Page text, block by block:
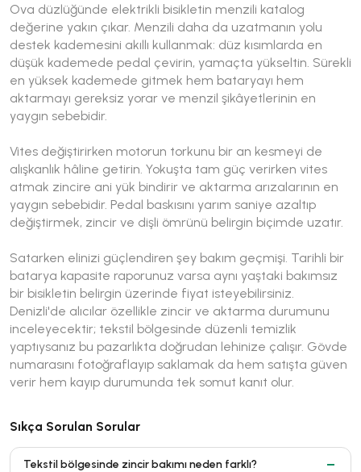
Ova düzlüğünde elektrikli bisikletin menzili katalog
değerine yakın çıkar. Menzili daha da uzatmanın yolu
destek kademesini akıllı kullanmak: düz kısımlarda en
düşük kademede pedal çevirin, yamaçta yükseltin. Sürekli
en yüksek kademede gitmek hem bataryayı hem
aktarmayı gereksiz yorar ve menzil şikâyetlerinin en
yaygın sebebidir.
Vites değiştirirken motorun torkunu bir an kesmeyi de
alışkanlık hâline getirin. Yokuşta tam güç verirken vites
atmak zincire ani yük bindirir ve aktarma arızalarının en
yaygın sebebidir. Pedal baskısını yarım saniye azaltıp
değiştirmek, zincir ve dişli ömrünü belirgin biçimde uzatır.
Satarken elinizi güçlendiren şey bakım geçmişi. Tarihli bir
batarya kapasite raporunuz varsa aynı yaştaki bakımsız
bir bisikletin belirgin üzerinde fiyat isteyebilirsiniz.
Denizli'de alıcılar özellikle zincir ve aktarma durumunu
inceleyecektir; tekstil bölgesinde düzenli temizlik
yaptıysanız bu pazarlıkta doğrudan lehinize çalışır. Gövde
numarasını fotoğraflayıp saklamak da hem satışta güven
verir hem kayıp durumunda tek somut kanıt olur.
Sıkça Sorulan Sorular
Tekstil bölgesinde zincir bakımı neden farklı?